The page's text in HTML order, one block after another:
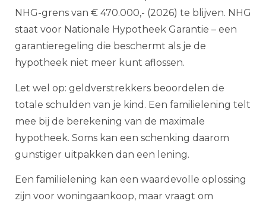
NHG-grens van € 470.000,- (2026) te blijven. NHG
staat voor Nationale Hypotheek Garantie – een
garantieregeling die beschermt als je de
hypotheek niet meer kunt aflossen.
Let wel op: geldverstrekkers beoordelen de
totale schulden van je kind. Een familielening telt
mee bij de berekening van de maximale
hypotheek. Soms kan een schenking daarom
gunstiger uitpakken dan een lening.
Een familielening kan een waardevolle oplossing
zijn voor woningaankoop, maar vraagt om